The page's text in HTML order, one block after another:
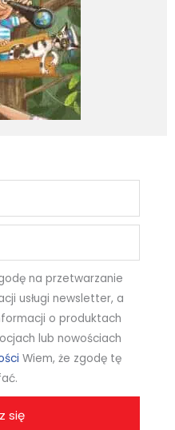
na przetwarzanie
usługi newsletter, a
o produktach
lub nowościach
Wiem, że zgodę tę
się